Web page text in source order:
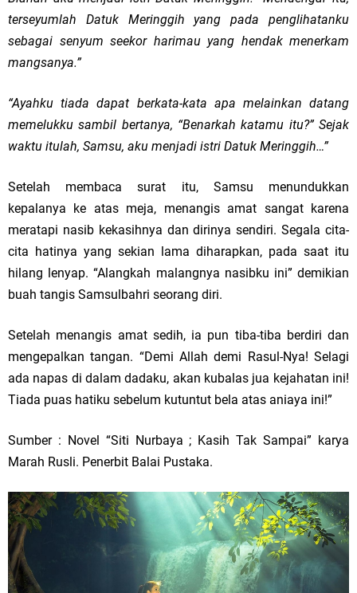
terseyumlah Datuk Meringgih yang pada penglihatanku
sebagai senyum seekor harimau yang hendak menerkam
mangsanya.”
“Ayahku tiada dapat berkata-kata apa melainkan datang
memelukku sambil bertanya, “Benarkah katamu itu?” Sejak
waktu itulah, Samsu, aku menjadi istri Datuk Meringgih…”
Setelah membaca surat itu, Samsu menundukkan
kepalanya ke atas meja, menangis amat sangat karena
meratapi nasib kekasihnya dan dirinya sendiri. Segala cita-
cita hatinya yang sekian lama diharapkan, pada saat itu
hilang lenyap. “Alangkah malangnya nasibku ini” demikian
buah tangis Samsulbahri seorang diri.
Setelah menangis amat sedih, ia pun tiba-tiba berdiri dan
mengepalkan tangan. “Demi Allah demi Rasul-Nya! Selagi
ada napas di dalam dadaku, akan kubalas jua kejahatan ini!
Tiada puas hatiku sebelum kutuntut bela atas aniaya ini!”
Sumber : Novel “Siti Nurbaya ; Kasih Tak Sampai” karya
Marah Rusli. Penerbit Balai Pustaka.